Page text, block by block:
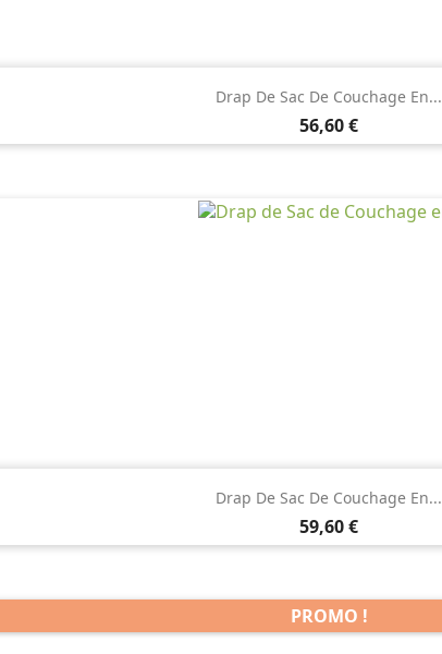
Drap De Sac De Couchage En...
Prix
56,60 €
 Aperçu rapide
Drap De Sac De Couchage En...
Prix
59,60 €
 Aperçu rapide
PROMO !